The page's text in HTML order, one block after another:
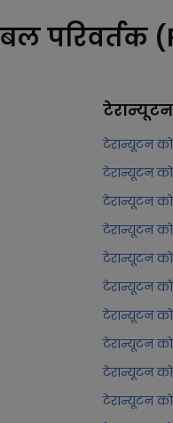
परिवर्तक
टेरान्यूटन
टेरान्यूटन
टेरान्यूटन
टेरान्यूटन
टेरान्यूटन
टेरान्यूटन
टेरान्यूटन
टेरान्यूटन
टेरान्यूटन
टेरान्यूटन
टेरान्यूटन